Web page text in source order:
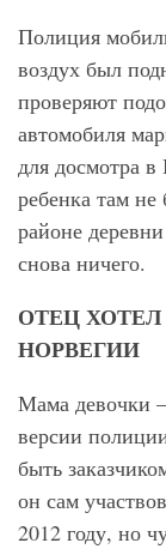
Полиция
воздух был
проверяют
автомобиля
для досмотра
ребенка там
районе
снова ничего.
ОТЕЦ
НОРВЕГИИ
Мама девочки
версии
быть
он сам
2012 году, но